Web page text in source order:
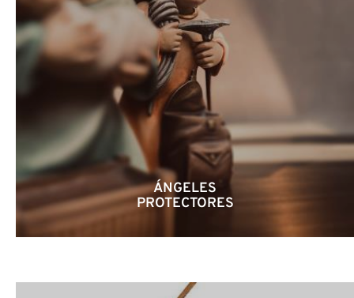
ÁNGELES
PROTECTORES